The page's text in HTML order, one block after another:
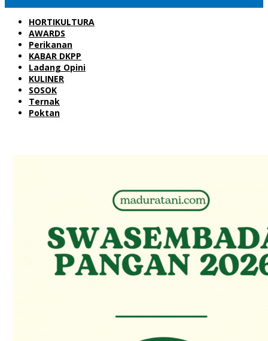
HORTIKULTURA
AWARDS
Perikanan
KABAR DKPP
Ladang Opini
KULINER
SOSOK
Ternak
Poktan